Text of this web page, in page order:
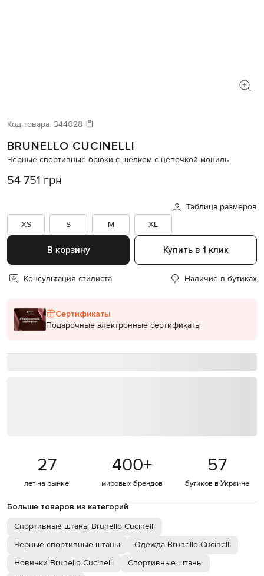
Код товара: 344028
BRUNELLO CUCINELLI
Черные спортивные брюки с шелком с цепочкой мониль
54 751 грн
Таблица размеров
XS
S M XL
В корзину Купить в 1 клик
Консультация стилиста Наличие в бутиках
Сертификаты
Подарочные электронные сертификаты
27
лет на рынке
400+
мировых брендов
57
бутиков в Украине
Больше товаров из категорий
Спортивные штаны Brunello Cucinelli
Черные спортивные штаны
Одежда Brunello Cucinelli
Новинки Brunello Cucinelli
Спортивные штаны